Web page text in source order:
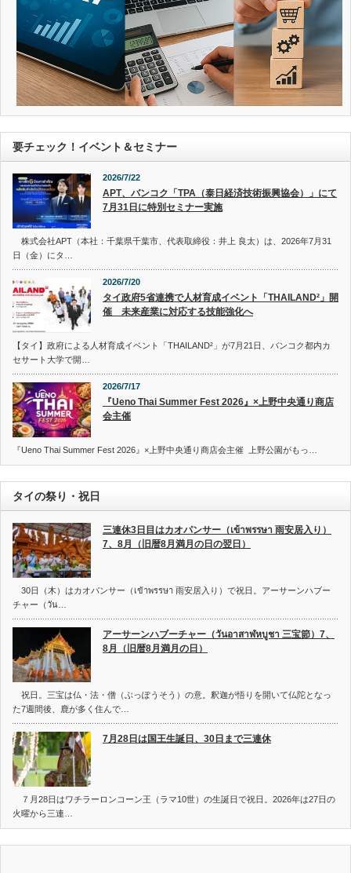
要チェック！イベント＆セミナー
2026/7/22
APT、バンコク「TPA（泰日経済技術振興協会）」にて
7月31日に特別セミナー実施
株式会社APT（本社：千葉県千葉市、代表取締役：井上 良太）は、2026年7月31
日（金）にタ…
2026/7/20
タイ政府5省連携で人材育成イベント「THAILAND²」開
催 未来産業に対応する技能強化へ
【タイ】政府による人材育成イベント「THAILAND²」が7月21日、バンコク都内カ
セサート大学で開…
2026/7/17
『Ueno Thai Summer Fest 2026』×上野中央通り商店
会主催
『Ueno Thai Summer Fest 2026』×上野中央通り商店会主催 上野公園がもっ…
タイの祭り・祝日
三連休3日目はカオパンサー（เข้าพรรษา 雨安居入り）
7、8月（旧暦8月満月の日の翌日）
30日（木）はカオパンサー（เข้าพรรษา 雨安居入り）で祝日。アーサーンハブー
チャー（วัน…
アーサーンハブーチャー（วันอาสาฬหบูชา 三宝節）7、
8月（旧暦8月満月の日）
祝日。三宝は仏・法・僧（ぶっぽうそう）の意。釈迦が悟りを開いて仏陀となっ
た7週間後、鹿が多く住んで…
7月28日は国王生誕日、30日まで三連休
７月28日はワチラーロンコーン王（ラマ10世）の生誕日で祝日。2026年は27日の
火曜から三連…